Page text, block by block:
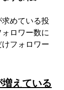
めている投
ロワー数に
フォロワー
えている